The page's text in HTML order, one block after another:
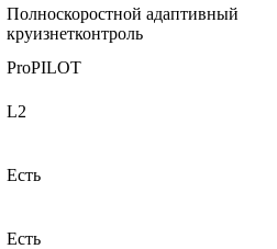
Полноскоростной адаптивный
круизнетконтроль
ProPILOT
L2
Есть
Есть